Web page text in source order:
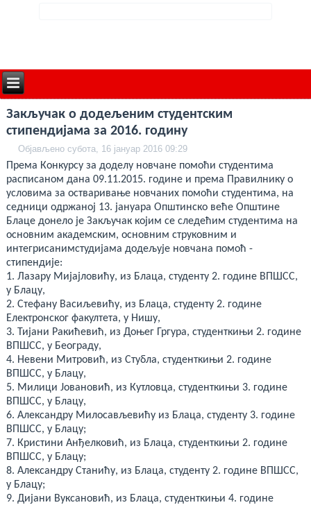
bonusu
siteler
deneme
deneme
bonusu
veren
siteler
2024
deneme
bonusu
veren
bahis
siteleri
bonus
veren
bahis
siteleri
deneme
bonusu
veren
yeni
siteler
deneme
bonusu
veren
casino
siteleri
Yeni
Bonus
Veren
Siteler
Закључак о додељеним студентским
стипендијама за 2016. годину
Објављено субота, 16 јануар 2016 09:29
Према Конкурсу за доделу новчане помоћи студентима
расписаном дана 09.11.2015. године и према Правилнику о
условима за остваривање новчаних помоћи студентима, на
седници одржаној 13. јануара Општинско веће Општине
Блаце донело је Закључак којим се следећим студентима на
основним академским, основним струковним и
интегрисанимстудијама додељује новчана помоћ -
стипендије:
1. Лазару Мијајловићу, из Блаца, студенту 2. године ВПШСС,
у Блацу,
2. Стефану Васиљевићу, из Блаца, студенту 2. године
Електронског факултета, у Нишу,
3. Тијани Ракићевић, из Доњег Гргура, студенткињи 2. године
ВПШСС, у Београду,
4. Невени Митровић, из Стубла, студенткињи 2. године
ВПШСС, у Блацу,
5. Милици Јовановић, из Кутловца, студенткињи 3. године
ВПШСС, у Блацу,
6. Александру Mилосављевићу из Блаца, студенту 3. године
ВПШСС, у Блацу;
7. Кристини Анђелковић, из Блаца, студенткињи 2. године
ВПШСС, у Блацу;
8. Александру Станићу, из Блаца, студенту 2. године ВПШСС,
у Блацу;
9. Дијани Вуксановић, из Блаца, студенткињи 4. године